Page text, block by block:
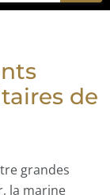
de
grandes
la marine